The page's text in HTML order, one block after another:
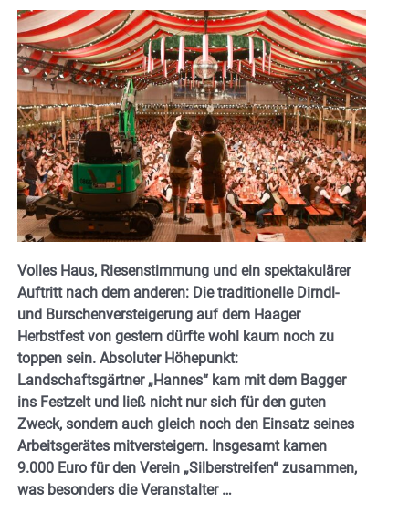
Volles Haus, Riesenstimmung und ein spektakulärer
Auftritt nach dem anderen: Die traditionelle Dirndl-
und Burschenversteigerung auf dem Haager
Herbstfest von gestern dürfte wohl kaum noch zu
toppen sein. Absoluter Höhepunkt:
Landschaftsgärtner „Hannes“ kam mit dem Bagger
ins Festzelt und ließ nicht nur sich für den guten
Zweck, sondern auch gleich noch den Einsatz seines
Arbeitsgerätes mitversteigern. Insgesamt kamen
9.000 Euro für den Verein „Silberstreifen“ zusammen,
was besonders die Veranstalter …